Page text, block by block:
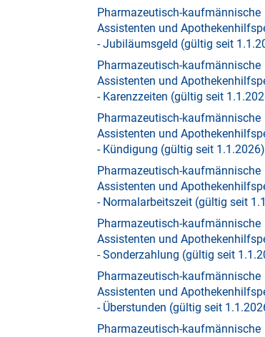
Pharmazeutisch-kaufmännische
Assistenten und
- Jubiläumsgeld (gültig seit
Pharmazeutisch-kaufmännische
Assistenten und
- Karenzzeiten (gültig seit
Pharmazeutisch-kaufmännische
Assistenten und
- Kündigung (gültig seit 1.1.2026)
Pharmazeutisch-kaufmännische
Assistenten und
- Normalarbeitszeit (gültig seit
Pharmazeutisch-kaufmännische
Assistenten und
- Sonderzahlung (gültig seit
Pharmazeutisch-kaufmännische
Assistenten und
- Überstunden (gültig seit
Pharmazeutisch-kaufmännische